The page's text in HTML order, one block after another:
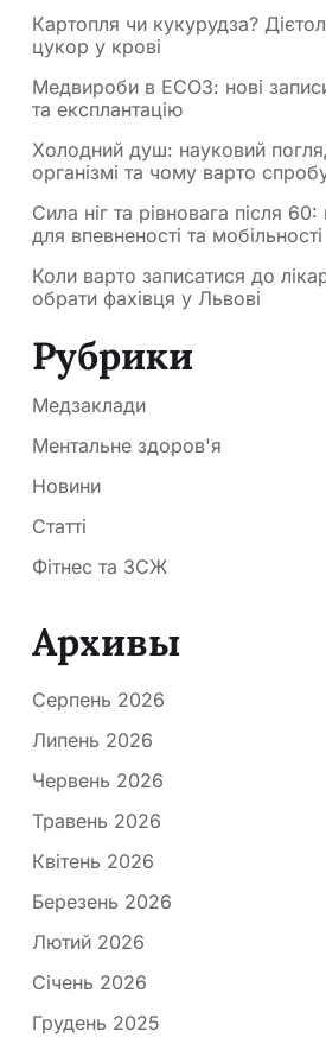
Картопля чи кукурудза?
цукор у крові
Медвироби в ЕСОЗ: нові
та експлантацію
Холодний душ: науковий
організмі та чому варто
Сила ніг та рівновага після
для впевненості та мобільності
Коли варто записатися до
обрати фахівця у Львові
Рубрики
Медзаклади
Ментальне здоров'я
Новини
Статті
Фітнес та ЗСЖ
Архивы
Серпень 2026
Липень 2026
Червень 2026
Травень 2026
Квітень 2026
Березень 2026
Лютий 2026
Січень 2026
Грудень 2025